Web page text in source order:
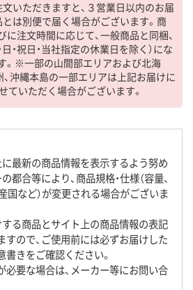
いただきますと、３営業日以内のお届
とは別便で届く場合がございます。商
注文時間に応じて、一般商品と同梱、
日・祝日・当社指定の休業日を除く）にな
。※一部の山間部エリアおよび北海
、沖縄本島の一部エリアは上記お届けに
ていただく場合がございます。
最新の商品情報を表示するよう努め
都合等により、商品規格・仕様（容量、
国など）が変更される場合がございま
する商品とサイト上の商品情報の表記
ので、ご使用前には必ずお届けした
きをご確認ください。
必要な場合は、メーカー等にお問い合